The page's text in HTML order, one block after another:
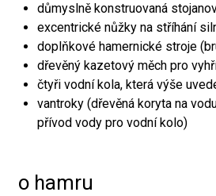
důmyslně konstruovaná
excentrické nůžky na stříhání
doplňkové hamernické stroje
dřevěný kazetový měch pro
čtyři vodní kola, která výše
vantroky (dřevěná koryta na
přívod vody pro vodní kolo)
o hamru